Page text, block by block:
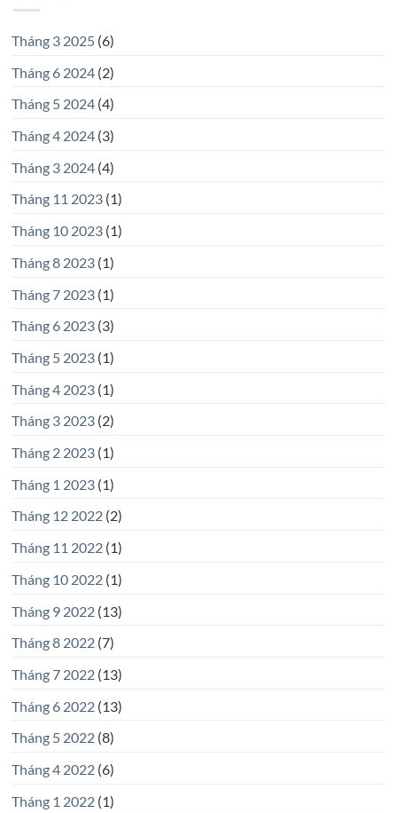
Tháng 3 2025(6)
Tháng 6 2024(2)
Tháng 5 2024(4)
Tháng 4 2024(3)
Tháng 3 2024(4)
Tháng 11 2023(1)
Tháng 10 2023(1)
Tháng 8 2023(1)
Tháng 7 2023(1)
Tháng 6 2023(3)
Tháng 5 2023(1)
Tháng 4 2023(1)
Tháng 3 2023(2)
Tháng 2 2023(1)
Tháng 1 2023(1)
Tháng 12 2022(2)
Tháng 11 2022(1)
Tháng 10 2022(1)
Tháng 9 2022(13)
Tháng 8 2022(7)
Tháng 7 2022(13)
Tháng 6 2022(13)
Tháng 5 2022(8)
Tháng 4 2022(6)
Tháng 1 2022(1)